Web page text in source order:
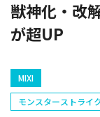
獣神化・改
が超UP
MIXI
モンスターストライ